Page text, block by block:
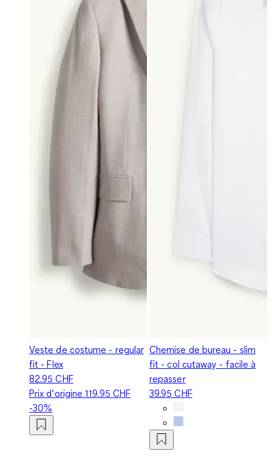
Veste de costume - regular
fit - Flex
82.95 CHF
Prix d‘origine119.95 CHF
-30%
Chemise de bureau - slim
fit - col cutaway - facile à
repasser
39.95 CHF